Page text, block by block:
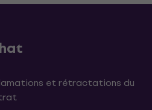
et rétractations du